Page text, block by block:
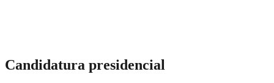
Candidatura presidencial